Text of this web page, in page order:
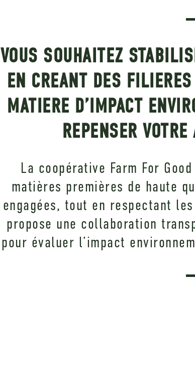
VOUS SOUHAITEZ
EN CREANT DES
MATIERE D’IMPACT
REPENSER
La coopérative Farm For
matières premières de haute
engagées, tout en respectant
propose une collaboration
pour évaluer l’impact